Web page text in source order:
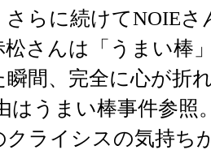
さらに続けてNOIEさ
松さんは「うまい棒
瞬間、完全に心が折
はうまい棒事件参
クライシスの気持ち